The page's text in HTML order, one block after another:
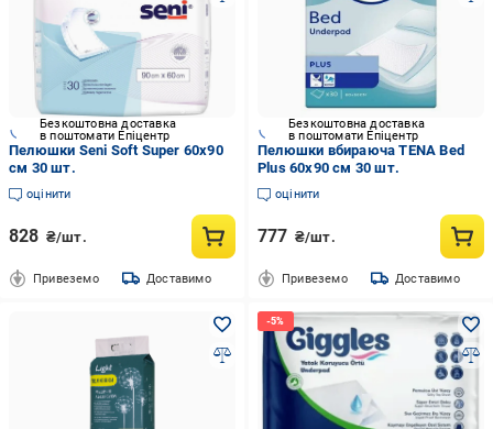
Безкоштовна доставка
в поштомати Епіцентр
Пелюшки Seni Soft Super 60x90
см 30 шт.
оцінити
828 ₴/шт.
Привеземо Доставимо
Безкоштовна доставка
в поштомати Епіцентр
Пелюшки вбираюча TENA Bed
Plus 60х90 см 30 шт.
оцінити
777 ₴/шт.
Привеземо Доставимо